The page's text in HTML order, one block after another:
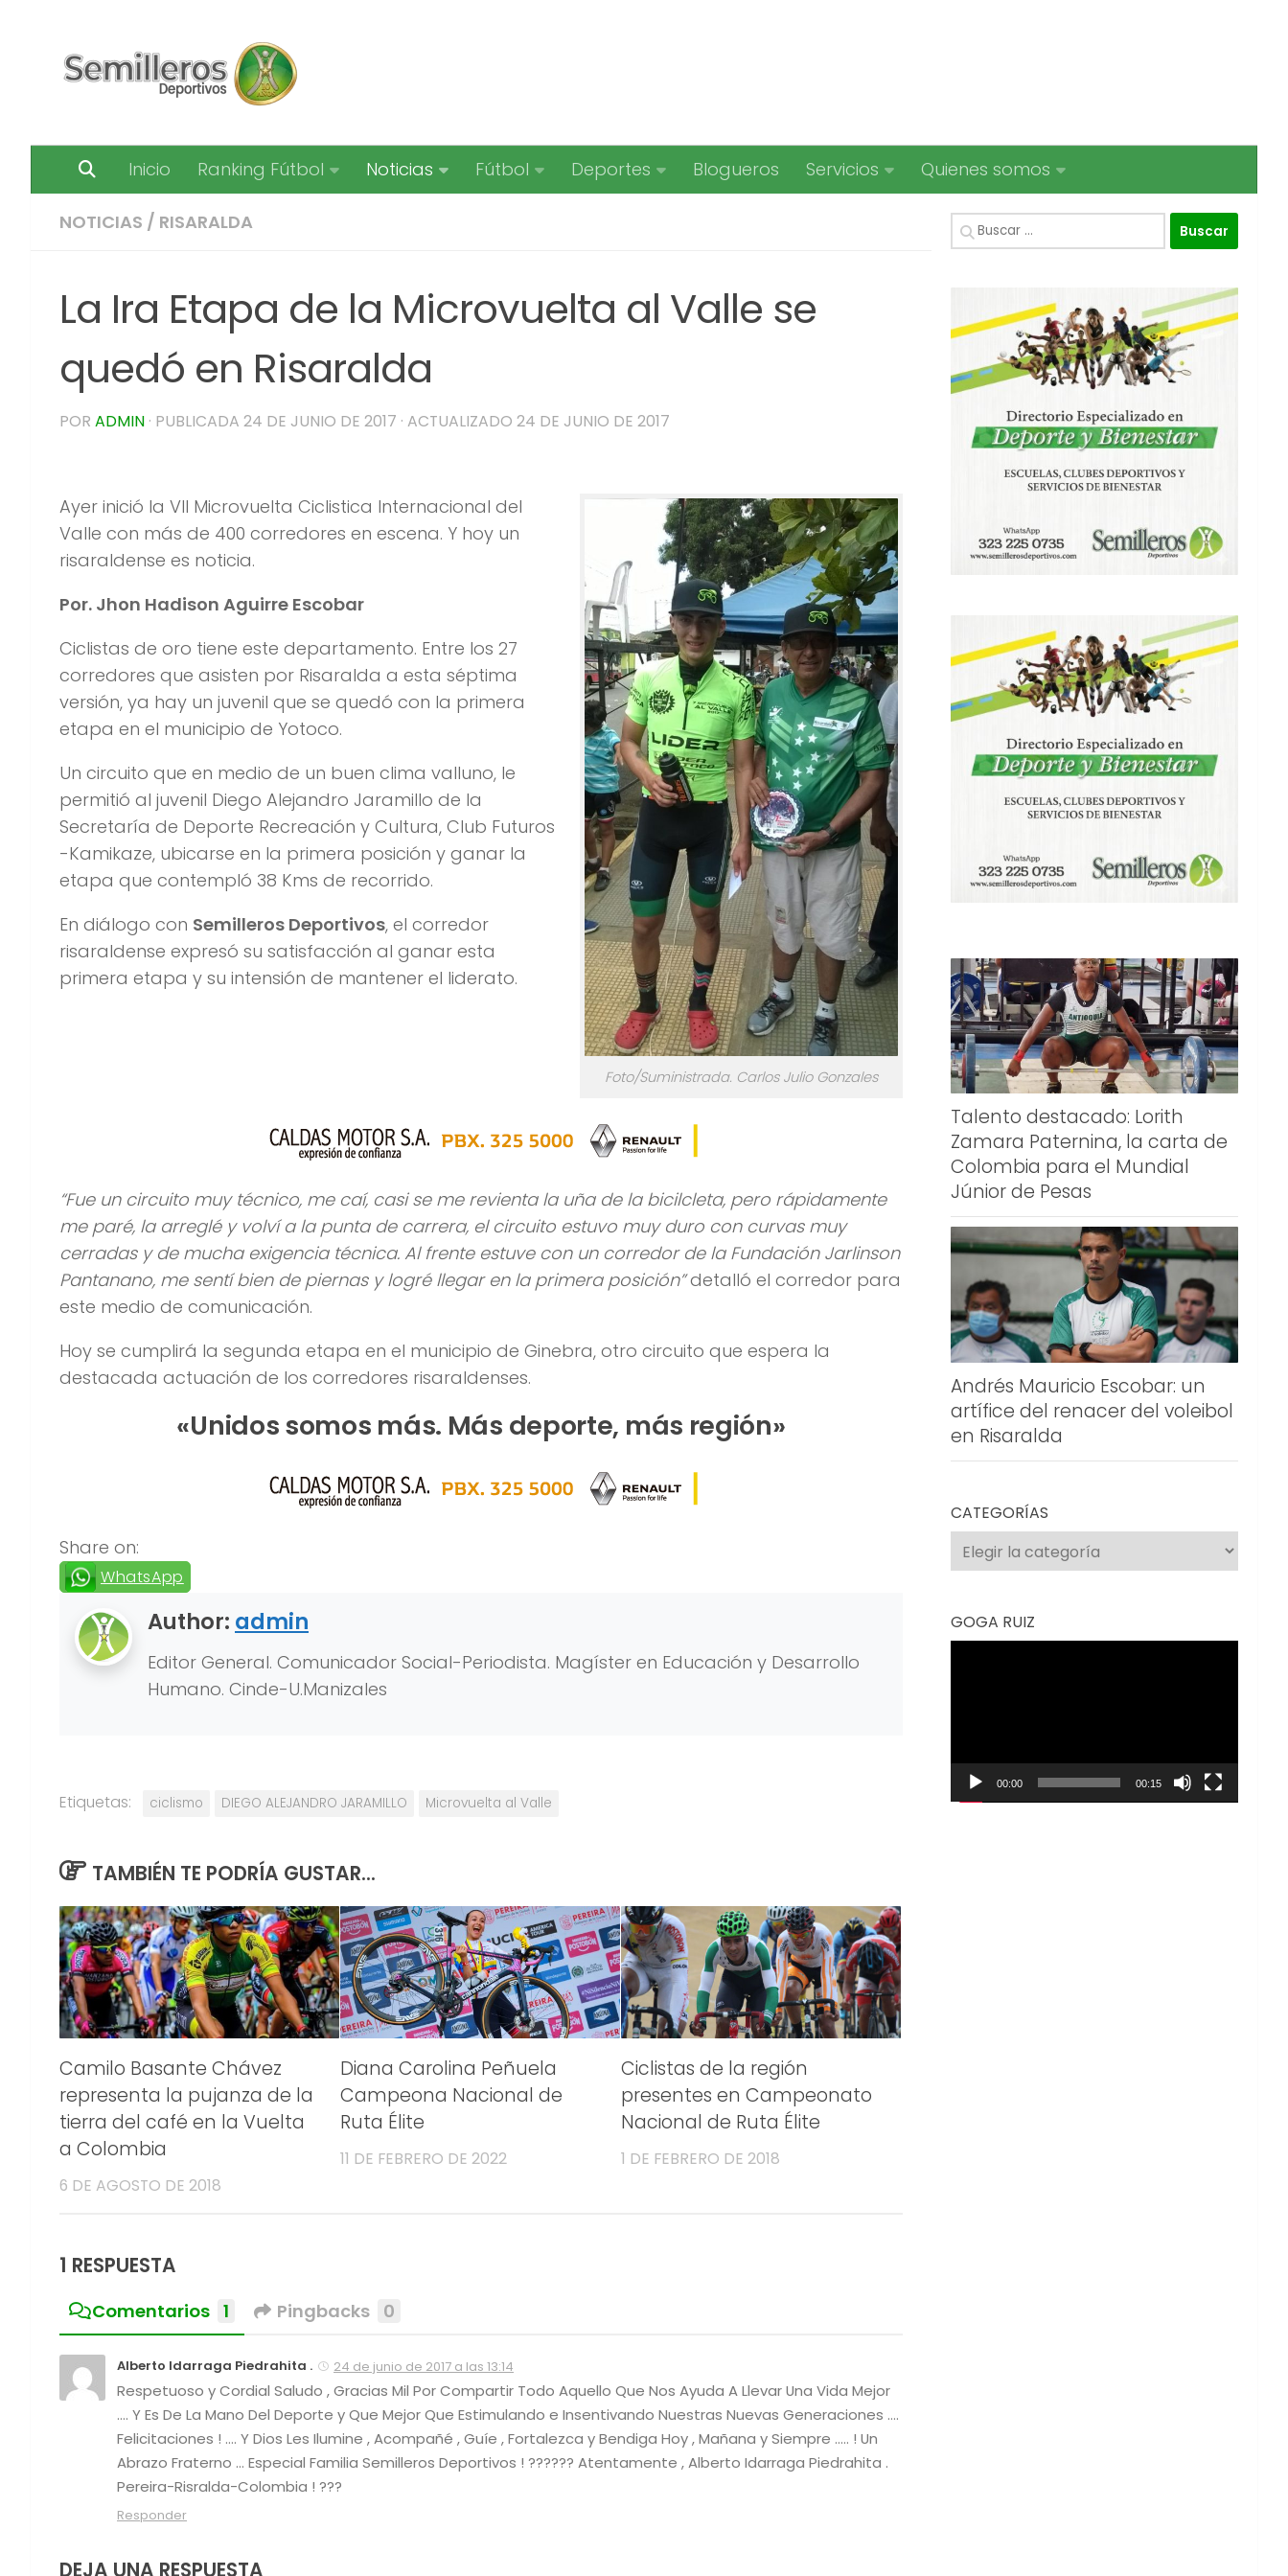
Inicio Ranking Fútbol Noticias Fútbol Deportes Blogueros Servicios Quienes somos
NOTICIAS / RISARALDA
La Ira Etapa de la Microvuelta al Valle se
quedó en Risaralda
POR ADMIN · PUBLICADA 24 DE JUNIO DE 2017 · ACTUALIZADO 24 DE JUNIO DE 2017
Foto/Suministrada. Carlos Julio Gonzales
Ayer inició la VII Microvuelta Ciclistica Internacional del
Valle con más de 400 corredores en escena. Y hoy un
risaraldense es noticia.
Por. Jhon Hadison Aguirre Escobar
Ciclistas de oro tiene este departamento. Entre los 27
corredores que asisten por Risaralda a esta séptima
versión, ya hay un juvenil que se quedó con la primera
etapa en el municipio de Yotoco.
Un circuito que en medio de un buen clima valluno, le
permitió al juvenil Diego Alejandro Jaramillo de la
Secretaría de Deporte Recreación y Cultura, Club Futuros
-Kamikaze, ubicarse en la primera posición y ganar la
etapa que contempló 38 Kms de recorrido.
En diálogo con Semilleros Deportivos, el corredor
risaraldense expresó su satisfacción al ganar esta
primera etapa y su intensión de mantener el liderato.
“Fue un circuito muy técnico, me caí, casi se me revienta la uña de la bicilcleta, pero rápidamente
me paré, la arreglé y volví a la punta de carrera, el circuito estuvo muy duro con curvas muy
cerradas y de mucha exigencia técnica. Al frente estuve con un corredor de la Fundación Jarlinson
Pantanano, me sentí bien de piernas y logré llegar en la primera posición”detalló el corredor para
este medio de comunicación.
Hoy se cumplirá la segunda etapa en el municipio de Ginebra, otro circuito que espera la
destacada actuación de los corredores risaraldenses.
«Unidos somos más. Más deporte, más región»
Share on:
WhatsApp
Author: admin
Editor General. Comunicador Social-Periodista. Magíster en Educación y Desarrollo
Humano. Cinde-U.Manizales
Etiquetas: ciclismo DIEGO ALEJANDRO JARAMILLO Microvuelta al Valle
TAMBIÉN TE PODRÍA GUSTAR...
Camilo Basante Chávez
representa la pujanza de la
tierra del café en la Vuelta
a Colombia
6 DE AGOSTO DE 2018
Diana Carolina Peñuela
Campeona Nacional de
Ruta Élite
11 DE FEBRERO DE 2022
Ciclistas de la región
presentes en Campeonato
Nacional de Ruta Élite
1 DE FEBRERO DE 2018
1 RESPUESTA
Comentarios 1 Pingbacks 0
Alberto Idarraga Piedrahita . 24 de junio de 2017 a las 13:14
Respetuoso y Cordial Saludo , Gracias Mil Por Compartir Todo Aquello Que Nos Ayuda A Llevar Una Vida Mejor
…. Y Es De La Mano Del Deporte y Que Mejor Que Estimulando e Insentivando Nuestras Nuevas Generaciones ….
Felicitaciones ! …. Y Dios Les Ilumine , Acompañé , Guíe , Fortalezca y Bendiga Hoy , Mañana y Siempre ….. ! Un
Abrazo Fraterno … Especial Familia Semilleros Deportivos ! ?????? Atentamente , Alberto Idarraga Piedrahita .
Pereira-Risralda-Colombia ! ???
Responder
DEJA UNA RESPUESTA
Buscar:
Talento destacado: Lorith
Zamara Paternina, la carta de
Colombia para el Mundial
Júnior de Pesas
Andrés Mauricio Escobar: un
artífice del renacer del voleibol
en Risaralda
CATEGORÍAS
Categorías
GOGA RUIZ
00:00 00:15